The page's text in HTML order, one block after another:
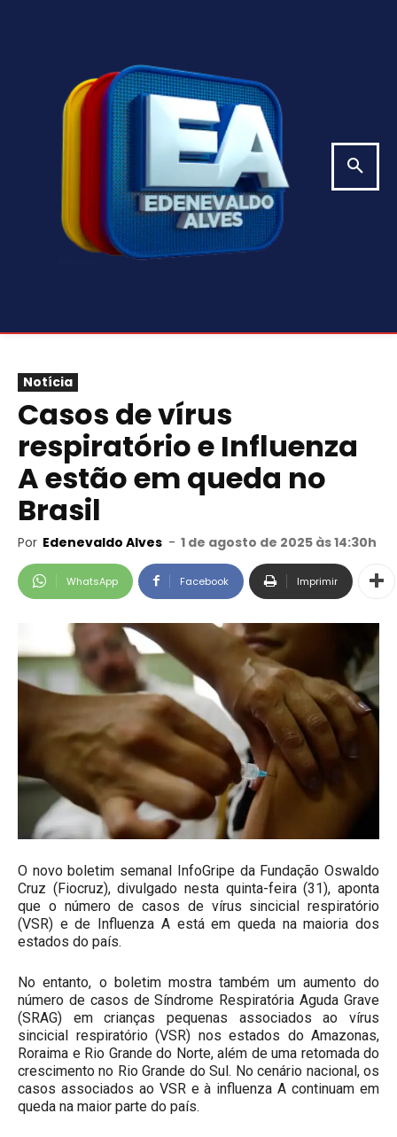
Notícia
Casos de vírus
respiratório e Influenza
A estão em queda no
Brasil
Por Edenevaldo Alves - 1 de agosto de 2025 às 14:30h
WhatsApp Facebook Imprimir
O novo boletim semanal InfoGripe da Fundação Oswaldo
Cruz (Fiocruz), divulgado nesta quinta-feira (31), aponta
que o número de casos de vírus sincicial respiratório
(VSR) e de Influenza A está em queda na maioria dos
estados do país.
No entanto, o boletim mostra também um aumento do
número de casos de Síndrome Respiratória Aguda Grave
(SRAG) em crianças pequenas associados ao vírus
sincicial respiratório (VSR) nos estados do Amazonas,
Roraima e Rio Grande do Norte, além de uma retomada do
crescimento no Rio Grande do Sul. No cenário nacional, os
casos associados ao VSR e à influenza A continuam em
queda na maior parte do país.